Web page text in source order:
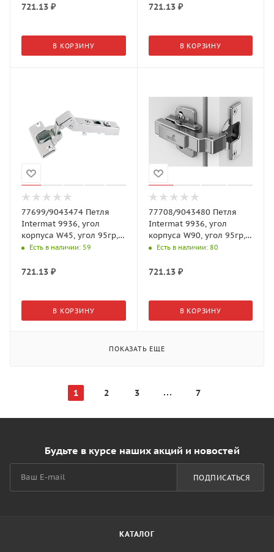
721.13 ₽
В КОРЗИНУ
721.13₽
В КОРЗИНУ
77699/9043474 Петля
Intermat 9936, угол
корпуса W45, угол 95гр,
чашка TH42 D35,
Есть в наличии: 59
721.13 ₽
В КОРЗИНУ
77708/9043480 Петля
Intermat 9936, угол
корпуса W90, угол 95гр,
чашка TH42 D35,
Есть в наличии: 80
721.13₽
В КОРЗИНУ
ПОКАЗАТЬ ЕЩЕ
1 2 3 7
Будьте в курсе наших акций и новостей
ПОДПИСАТЬСЯ
КАТАЛОГ